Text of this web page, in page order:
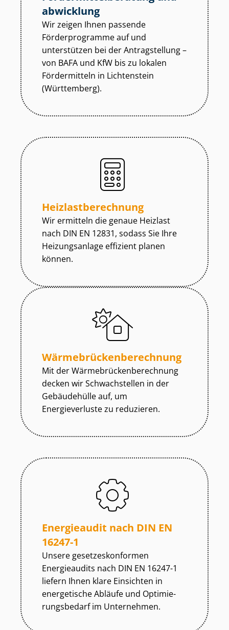
abwicklung
Wir zeigen Ihnen passende
Förderprogramme auf und
unterstützen bei der Antragstellung –
von BAFA und KfW bis zu lokalen
Fördermitteln in Lichtenstein
(Württemberg).
Heiz­last­be­rech­nung
Wir ermitteln die genaue Heizlast
nach DIN EN 12831, sodass Sie Ihre
Heizungsanlage effizient planen
können.
Wär­me­brü­cken­be­rech­nung
Mit der Wär­me­brü­cken­be­rech­nung
decken wir Schwachstellen in der
Gebäudehülle auf, um
Energieverluste zu reduzieren.
Energieaudit nach DIN EN
16247-1
Unsere ge­set­zes­kon­for­men
Energieaudits nach DIN EN 16247-1
liefern Ihnen klare Einsichten in
energetische Abläufe und Op­ti­mie­
rungs­be­darf im Unternehmen.